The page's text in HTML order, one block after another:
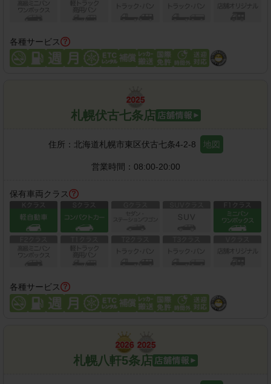
各種サービス
札幌伏古七条店
住所： 北海道札幌市東区伏古七条4-2-8 地図
営業時間： 08:00-20:00
保有車両クラス
各種サービス
札幌八軒5条店